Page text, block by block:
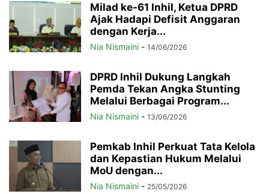
Milad ke-61 Inhil, Ketua DPRD
Ajak Hadapi Defisit Anggaran
dengan Kerja...
Nia Nismaini - 14/06/2026
DPRD Inhil Dukung Langkah
Pemda Tekan Angka Stunting
Melalui Berbagai Program...
Nia Nismaini - 13/06/2026
Pemkab Inhil Perkuat Tata Kelola
dan Kepastian Hukum Melalui
MoU dengan...
Nia Nismaini - 25/05/2026